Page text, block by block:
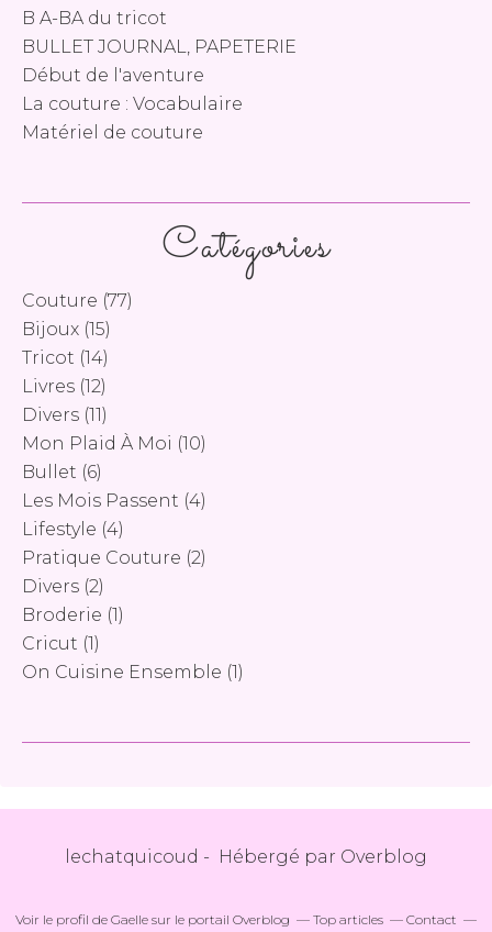
Catégories
Couture (77)
Bijoux (15)
Tricot (14)
Livres (12)
Divers (11)
Mon Plaid À Moi (10)
Bullet (6)
Les Mois Passent (4)
Lifestyle (4)
Pratique Couture (2)
Divers (2)
Broderie (1)
Cricut (1)
On Cuisine Ensemble (1)
B A-BA du tricot
BULLET JOURNAL, PAPETERIE
Début de l'aventure
La couture : Vocabulaire
Matériel de couture
lechatquicoud - Hébergé par Overblog
Voir le profil de Gaelle sur le portail Overblog Top articles Contact